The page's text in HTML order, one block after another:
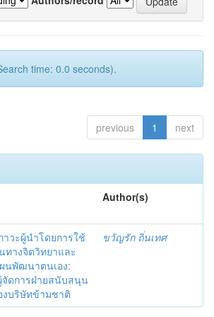
time: 0.0 seconds).
previous 1 next
Author(s)
วะผู้นำโดยการใช้
ทางจิตวิทยาและ
นพัฒนาตนเอง:
ดการฝ่ายสนับสนุน
งบริษัทข้ามชาติ
ขวัญรัก ถิ่นเทศ